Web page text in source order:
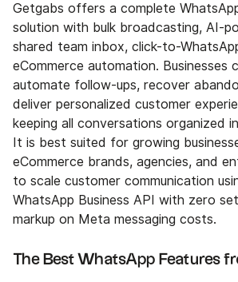
Getgabs offers a complete
solution with bulk broadcasting, AI-
shared team inbox, click-to-
eCommerce automation. Businesses
automate follow-ups, recover
deliver personalized customer
keeping all conversations organized
It is best suited for growing
eCommerce brands, agencies, and
to scale customer communication
WhatsApp Business API with zero
markup on Meta messaging costs.
The Best WhatsApp Features